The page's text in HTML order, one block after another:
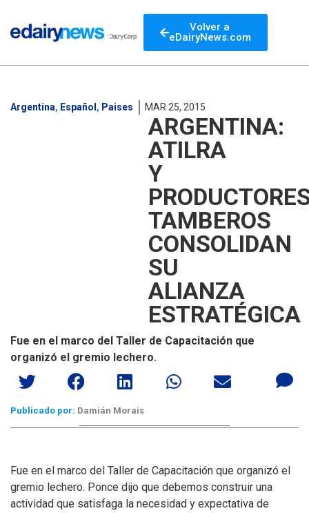
Volver a
eDairyNews.com
Argentina, Español , Paises MAR 25, 2015
ARGENTINA:
ATILRA
Y
TAMBEROS
CONSOLIDAN
SU
ALIANZA
ESTRATÉGICA
Fue en el marco del Taller de Capacitación que
organizó el gremio lechero.
Publicado por: Damián Morais
Fue en el marco del Taller de Capacitación que organizó el
gremio lechero. Ponce dijo que debemos construir una
actividad que satisfaga la necesidad y expectativa de